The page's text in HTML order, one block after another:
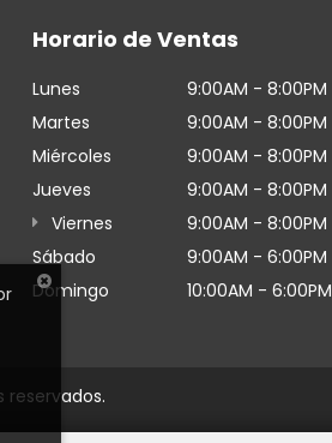
Horario de Ventas
Lunes
9:00AM - 8:00PM
Martes
9:00AM - 8:00PM
Miércoles
9:00AM - 8:00PM
Jueves
9:00AM - 8:00PM
Viernes
9:00AM - 8:00PM
Sábado
9:00AM - 6:00PM
Domingo
10:00AM - 6:00PM
reservados.